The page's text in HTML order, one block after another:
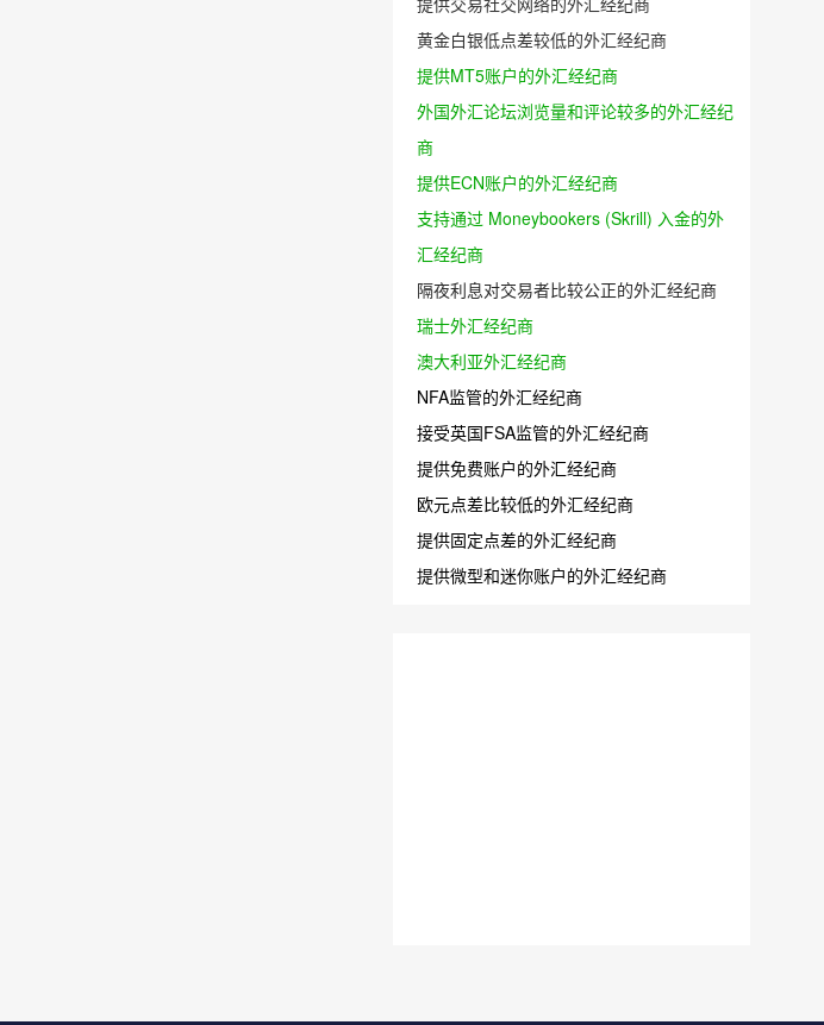
低点差外汇平台
提供免费VPS服务的外汇经纪商
可以交易人民币的外汇经纪商
提供独立客户资金账户的外汇经纪商
保证止损单被精确执行的外汇经纪商
提供Autochartist技术分析的外汇经纪商
提供交易社交网络的外汇经纪商
黄金白银低点差较低的外汇经纪商
提供MT5账户的外汇经纪商
外国外汇论坛浏览量和评论较多的外汇经纪
商
提供ECN账户的外汇经纪商
支持通过 Moneybookers (Skrill) 入金的外
汇经纪商
隔夜利息对交易者比较公正的外汇经纪商
瑞士外汇经纪商
澳大利亚外汇经纪商